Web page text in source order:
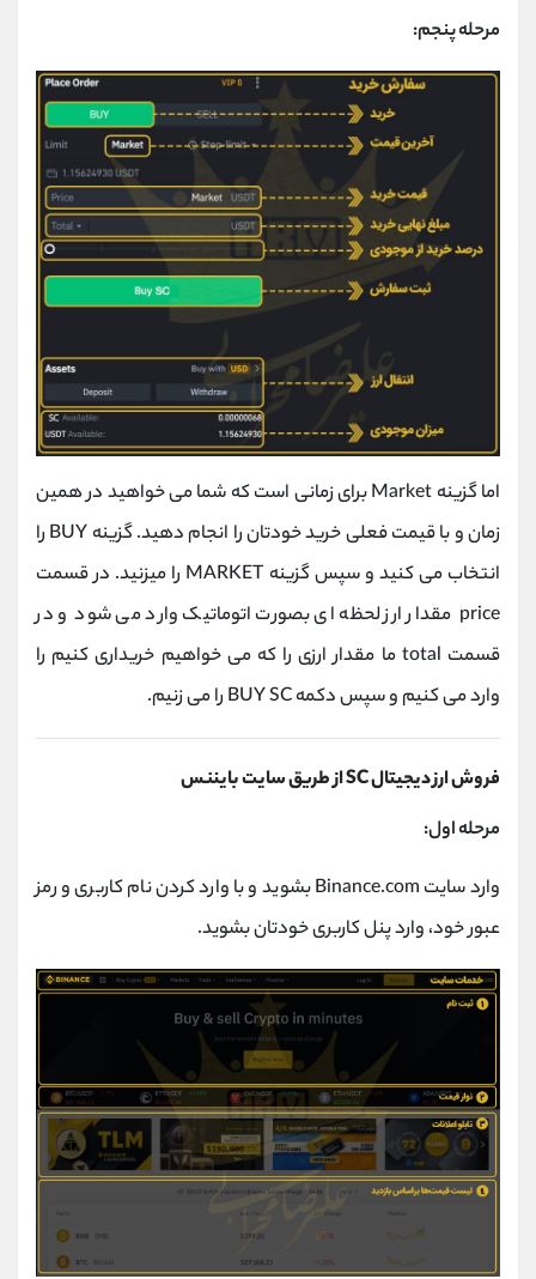
مرحله پنجم:
اما گزینه Market برای زمانی است که شما می خواهید در همین
زمان و با قیمت فعلی خرید خودتان را انجام دهید. گزینه BUY را
انتخاب می کنید و سپس گزینه MARKET را میزنید. در قسمت
price مقدار ارز لحظه ای بصورت اتوماتیک وارد می شود و در
قسمت total ما مقدار ارزی را که می خواهیم خریداری کنیم را
وارد می کنیم و سپس دکمه BUY SC را می زنیم.
فروش ارز دیجیتال SC از طریق سایت بایننس
مرحله اول:
وارد سایت Binance.com بشوید و با وارد کردن نام کاربری و رمز
عبور خود، وارد پنل کاربری خودتان بشوید.